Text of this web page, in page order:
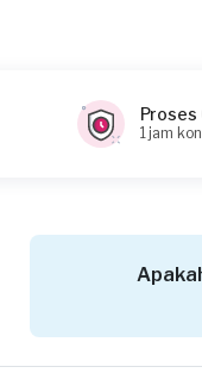
Proses
1 jam